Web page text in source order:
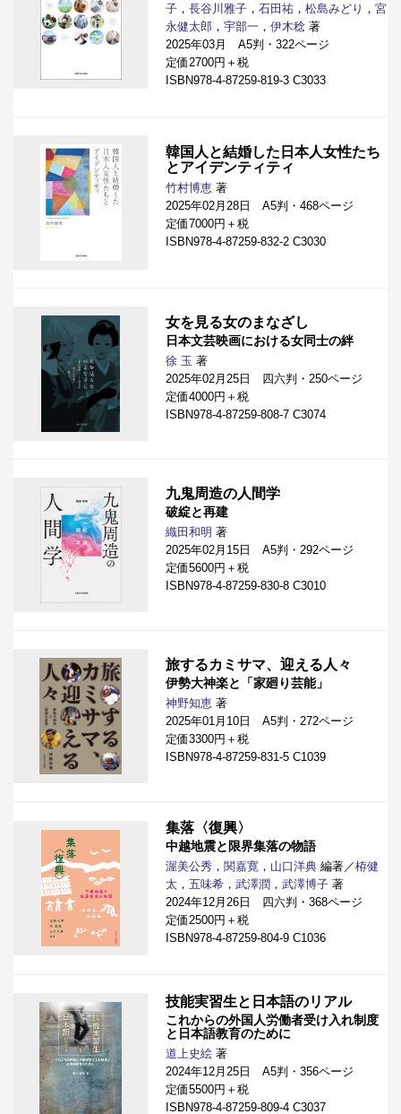
子 ， 長谷川雅子 ， 石田祐 ， 松島みどり ， 宮
永健太郎 ， 宇部一 ， 伊木稔 著
2025年03月 A5判・322ページ
定価2700円＋税
ISBN978-4-87259-819-3 C3033
韓国人と結婚した日本人女性たち
とアイデンティティ
竹村博恵 著
2025年02月28日 A5判・468ページ
定価7000円＋税
ISBN978-4-87259-832-2 C3030
女を見る女のまなざし
日本文芸映画における女同士の絆
徐 玉 著
2025年02月25日 四六判・250ページ
定価4000円＋税
ISBN978-4-87259-808-7 C3074
九鬼周造の人間学
破綻と再建
織田和明 著
2025年02月15日 A5判・292ページ
定価5600円＋税
ISBN978-4-87259-830-8 C3010
旅するカミサマ、迎える人々
伊勢大神楽と「家廻り芸能」
神野知恵 著
2025年01月10日 A5判・272ページ
定価3300円＋税
ISBN978-4-87259-831-5 C1039
集落〈復興〉
中越地震と限界集落の物語
渥美公秀 ， 関嘉寛 ， 山口洋典 編著／栫健
太 ， 五味希 ， 武澤潤 ， 武澤博子 著
2024年12月26日 四六判・368ページ
定価2500円＋税
ISBN978-4-87259-804-9 C1036
技能実習生と日本語のリアル
これからの外国人労働者受け入れ制度
と日本語教育のために
道上史絵 著
2024年12月25日 A5判・356ページ
定価5500円＋税
ISBN978-4-87259-809-4 C3037